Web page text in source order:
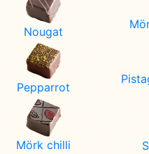
Nougat
Pepparrot
Mörk chilli